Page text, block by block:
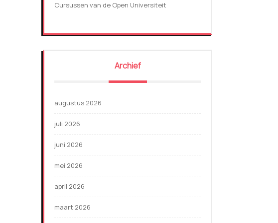
Cursussen van de Open Universiteit
Archief
augustus 2026
juli 2026
juni 2026
mei 2026
april 2026
maart 2026